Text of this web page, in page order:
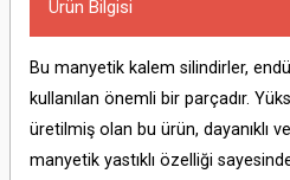
Ürün Bilgisi
Bu manyetik kalem silindirler,
kullanılan önemli bir parçadır.
üretilmiş olan bu ürün, dayanıklı
manyetik yastıklı özelliği